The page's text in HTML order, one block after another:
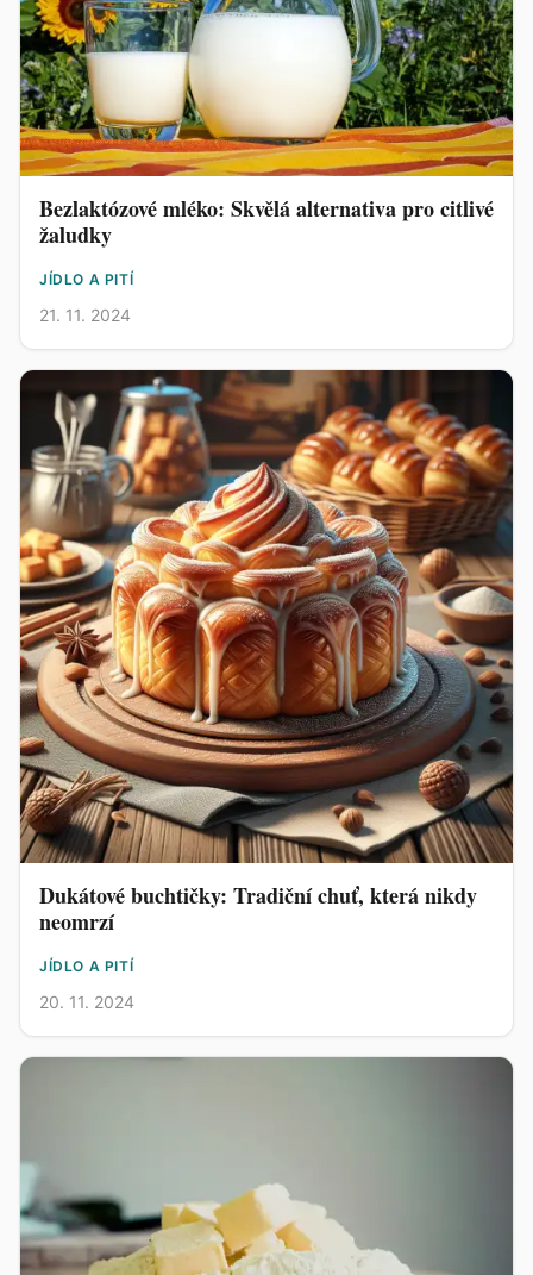
Bezlaktózové mléko: Skvělá alternativa pro citlivé
žaludky
JÍDLO A PITÍ
21. 11. 2024
Dukátové buchtičky: Tradiční chuť, která nikdy
neomrzí
JÍDLO A PITÍ
20. 11. 2024